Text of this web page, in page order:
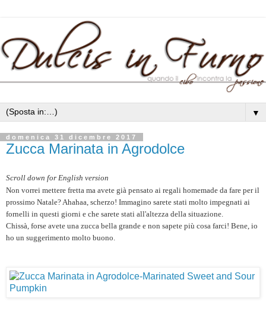
▼
domenica 31 dicembre 2017
Zucca Marinata in Agrodolce
Scroll down for English version
Non vorrei mettere fretta ma avete già pensato ai regali homemade da fare per il
prossimo Natale? Ahahaa, scherzo! Immagino sarete stati molto impegnati ai
fornelli in questi giorni e che sarete stati all'altezza della situazione.
Chissà, forse avete una zucca bella grande e non sapete più cosa farci! Bene, io
ho un suggerimento molto buono.